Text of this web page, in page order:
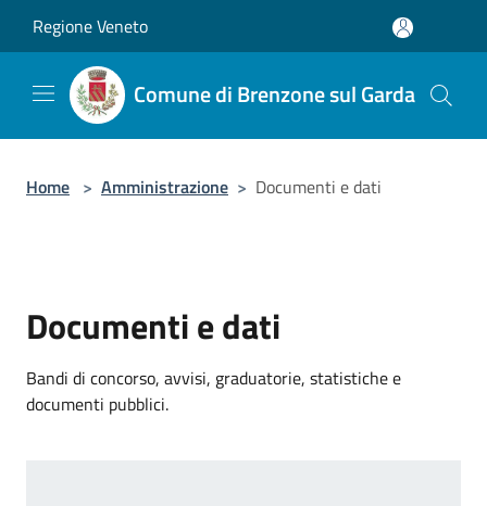
Regione Veneto
Comune di Brenzone sul Garda
Home > Amministrazione > Documenti e dati
Documenti e dati
Bandi di concorso, avvisi, graduatorie, statistiche e
documenti pubblici.